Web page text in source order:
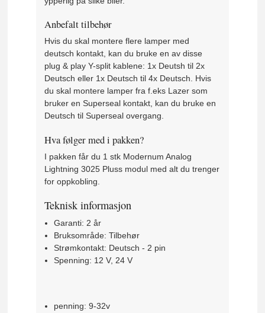
Anbefalt tilbehør
Hvis du skal montere flere lamper med
deutsch kontakt, kan du bruke en av disse
plug & play Y-split kablene: 1x Deutsh til 2x
Deutsch eller 1x Deutsch til 4x Deutsch. Hvis
du skal montere lamper fra f.eks Lazer som
bruker en Superseal kontakt, kan du bruke en
Deutsch til Superseal overgang.
Hva følger med i pakken?
I pakken får du 1 stk Modernum Analog
Lightning 3025 Pluss modul med alt du trenger
for oppkobling.
Teknisk informasjon
Garanti: 2 år
Bruksområde: Tilbehør
Strømkontakt: Deutsch - 2 pin
Spenning: 12 V, 24 V
penning: 9-32v